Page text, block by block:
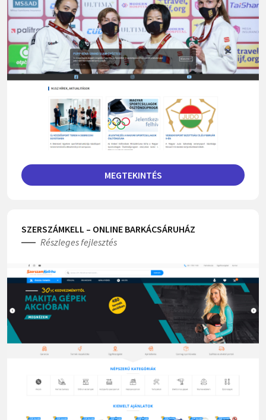
MEGTEKINTÉS
SZERSZÁMKELL – ONLINE BARKÁCSÁRUHÁZ
Részleges fejlesztés